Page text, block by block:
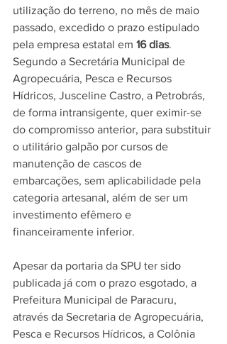
utilização do terreno, no mês de maio
passado, excedido o prazo estipulado
pela empresa estatal em 16 dias.
Segundo a Secretária Municipal de
Agropecuária, Pesca e Recursos
Hídricos, Jusceline Castro, a Petrobrás,
de forma intransigente, quer eximir-se
do compromisso anterior, para substituir
o utilitário galpão por cursos de
manutenção de cascos de
embarcações, sem aplicabilidade pela
categoria artesanal, além de ser um
investimento efêmero e
financeiramente inferior.
Apesar da portaria da SPU ter sido
publicada já com o prazo esgotado, a
Prefeitura Municipal de Paracuru,
através da Secretaria de Agropecuária,
Pesca e Recursos Hídricos, a Colônia